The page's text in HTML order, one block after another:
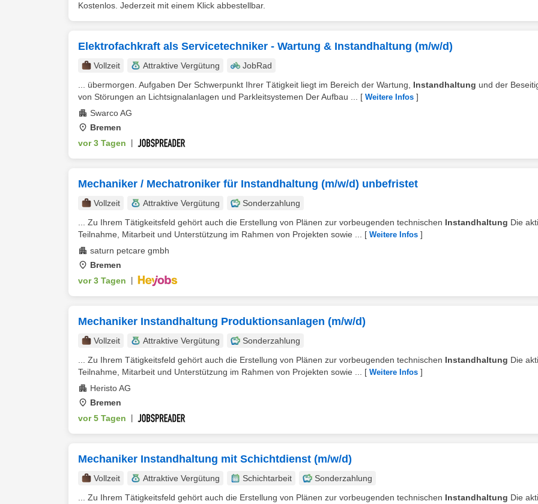
Kostenlos. Jederzeit mit einem Klick abbestellbar.
Elektrofachkraft als Servicetechniker - Wartung & Instandhaltung (m/w/d)
Vollzeit Attraktive Vergütung
JobRad
... übermorgen. Aufgaben Der Schwerpunkt Ihrer Tätigkeit liegt im Bereich der Wartung, Instandhaltung und der
von Störungen an Lichtsignalanlagen und Parkleitsystemen Der Aufbau ...
[ Weitere Infos ]
Swarco AG
Bremen
vor 3 Tagen
Mechaniker / Mechatroniker für Instandhaltung (m/w/d) unbefristet
Vollzeit Attraktive Vergütung
Sonderzahlung
... Zu Ihrem Tätigkeitsfeld gehört auch die Erstellung von Plänen zur vorbeugenden technischen Instandhaltung Die
Teilnahme, Mitarbeit und Unterstützung im Rahmen von Projekten sowie ...
[ Weitere Infos ]
saturn petcare gmbh
Bremen
vor 3 Tagen
Mechaniker Instandhaltung Produktionsanlagen (m/w/d)
Vollzeit Attraktive Vergütung
Sonderzahlung
... Zu Ihrem Tätigkeitsfeld gehört auch die Erstellung von Plänen zur vorbeugenden technischen Instandhaltung Die
Teilnahme, Mitarbeit und Unterstützung im Rahmen von Projekten sowie ...
[ Weitere Infos ]
Heristo AG
Bremen
vor 5 Tagen
Mechaniker Instandhaltung mit Schichtdienst (m/w/d)
Vollzeit Attraktive Vergütung Schichtarbeit
Sonderzahlung
... Zu Ihrem Tätigkeitsfeld gehört auch die Erstellung von Plänen zur vorbeugenden technischen Instandhaltung Die